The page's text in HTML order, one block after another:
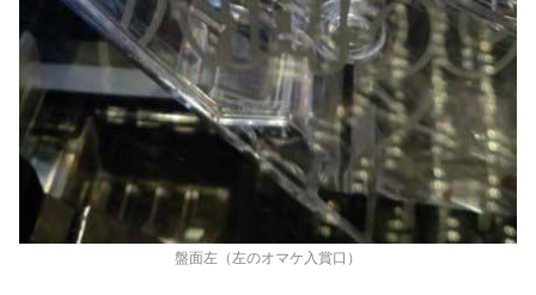
盤面左（左のオマケ入賞口）